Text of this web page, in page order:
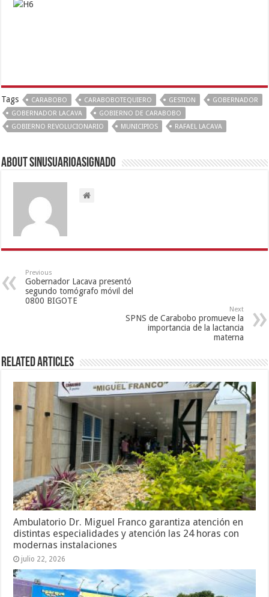
Tags CARABOBO CARABOBOTEQUIERO GESTION
GOBERNADOR
GOBERNADOR LACAVA
GOBIERNO DE CARABOBO
GOBIERNO REVOLUCIONARIO
MUNICIPIOS RAFAEL LACAVA
About sinusuarioasignado
Previous
Gobernador Lacava presentó
segundo tomógrafo móvil del
0800 BIGOTE
Next
SPNS de Carabobo promueve la
importancia de la lactancia
materna
Related Articles
Ambulatorio Dr. Miguel Franco garantiza atención en
distintas especialidades y atención las 24 horas con
modernas instalaciones
julio 22, 2026